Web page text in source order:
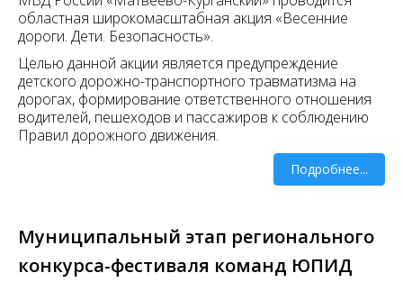
областная широкомасштабная акция «Весенние
дороги. Дети. Безопасность».
Целью данной акции является предупреждение
детского дорожно-транспортного травматизма на
дорогах, формирование ответственного отношения
водителей, пешеходов и пассажиров к соблюдению
Правил дорожного движения.
Подробнее...
Муниципальный этап регионального
конкурса-фестиваля команд ЮПИД